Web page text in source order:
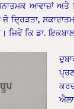
ਆਵਾਜ਼ਾਂ ਅਤੇ
ਜੋ ਦ੍ਰਿੜਤਾ,
ਜਿਵੇਂ ਕਿ ਡਾ.